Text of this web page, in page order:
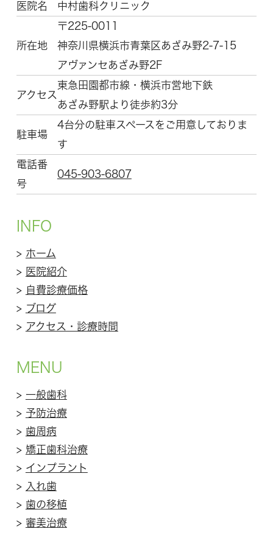
医院名
中村歯科クリニック
所在地
〒225-0011
神奈川県横浜市青葉区 あざみ野2-7-15
アヴァンセあざみ野2F
アクセス
東急田園都市線・横浜市営地下鉄
あざみ野駅より徒歩約3分
駐車場
4台分の駐車スペースをご用意しておりま
す
電話番
号
045-903-6807
INFO
> ホーム
> 医院紹介
> 自費診療価格
> ブログ
> アクセス・診療時間
MENU
> 一般歯科
> 予防治療
> 歯周病
> 矯正歯科治療
> インプラント
> 入れ歯
> 歯の移植
> 審美治療